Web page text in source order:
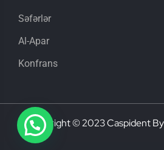
Səfərlər
Al-Apar
Konfrans
Copyright © 2023 Caspident By